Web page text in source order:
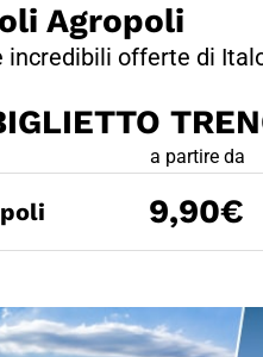
Agropoli
incredibili offerte di
a partire da
9,90€